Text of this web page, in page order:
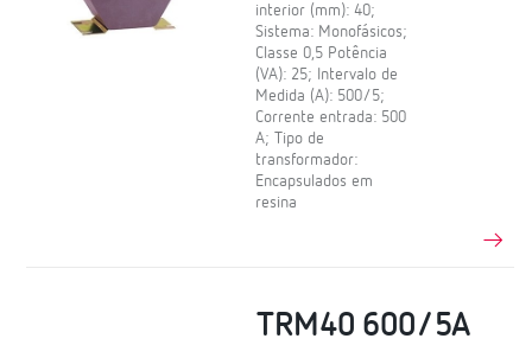
interior (mm): 40;
Sistema: Monofásicos;
Classe 0,5 Potência
(VA): 25; Intervalo de
Medida (A): 500/5;
Corrente entrada: 500
A; Tipo de
transformador:
Encapsulados em
resina
TRM40 600/5A